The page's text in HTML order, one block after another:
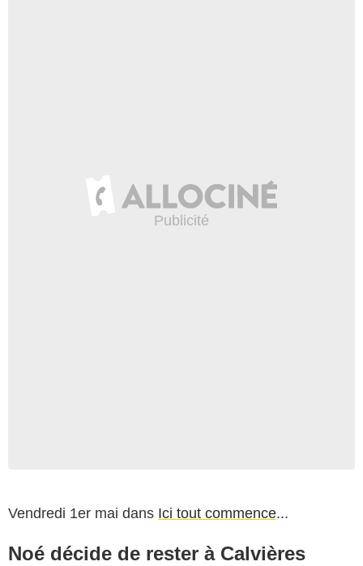
Vendredi 1er mai dans Ici tout commence...
Noé décide de rester à Calvières